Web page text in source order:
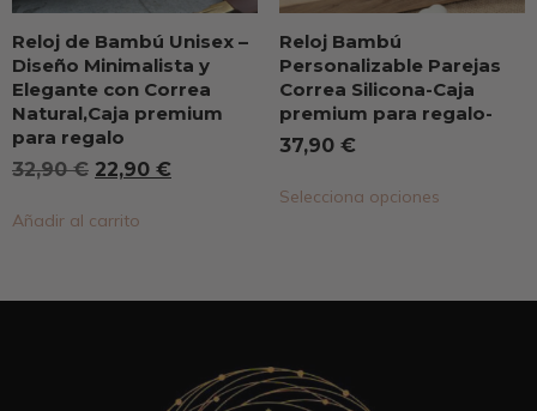
Reloj de Bambú Unisex –
Diseño Minimalista y
Elegante con Correa
Natural,Caja premium
para regalo
32,90€ 22,90 €
Añadir al carrito
Reloj Bambú
Personalizable Parejas
Correa Silicona-Caja
premium para regalo-
37,90 €
Selecciona opciones